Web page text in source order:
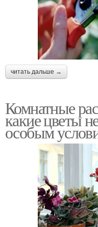
читать дальше →
Комнатные
какие цветы
особым